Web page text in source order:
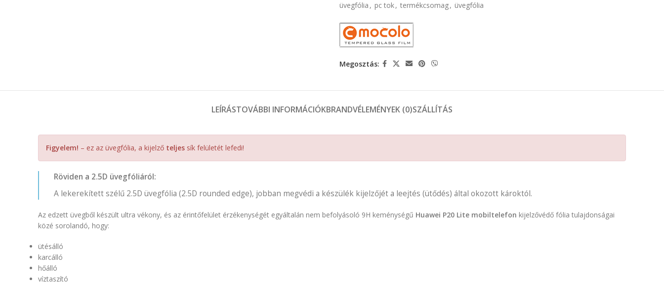
üvegfólia , pc tok, termékcsomag, üvegfólia
Megosztás:
LEÍRÁSTOVÁBBI INFORMÁCIÓKBRANDVÉLEMÉNYEK (0)SZÁLLÍTÁS
Figyelem! – ez az üvegfólia, a kijelző teljes sík felületét lefedi!
Röviden a 2.5D üvegfóliáról:
A lekerekített szélű 2.5D üvegfólia (2.5D rounded edge), jobban megvédi a készülék kijelzőjét a leejtés (ütődés) által okozott károktól.
Az edzett üvegből készült ultra vékony, és az érintőfelület érzékenységét egyáltalán nem befolyásoló 9H keménységű Huawei P20 Lite mobiltelefon kijelzővédő fólia tulajdonságai
közé sorolandó, hogy:
ütésálló
karcálló
hőálló
víztaszító